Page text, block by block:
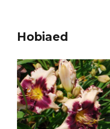
Hobiaed